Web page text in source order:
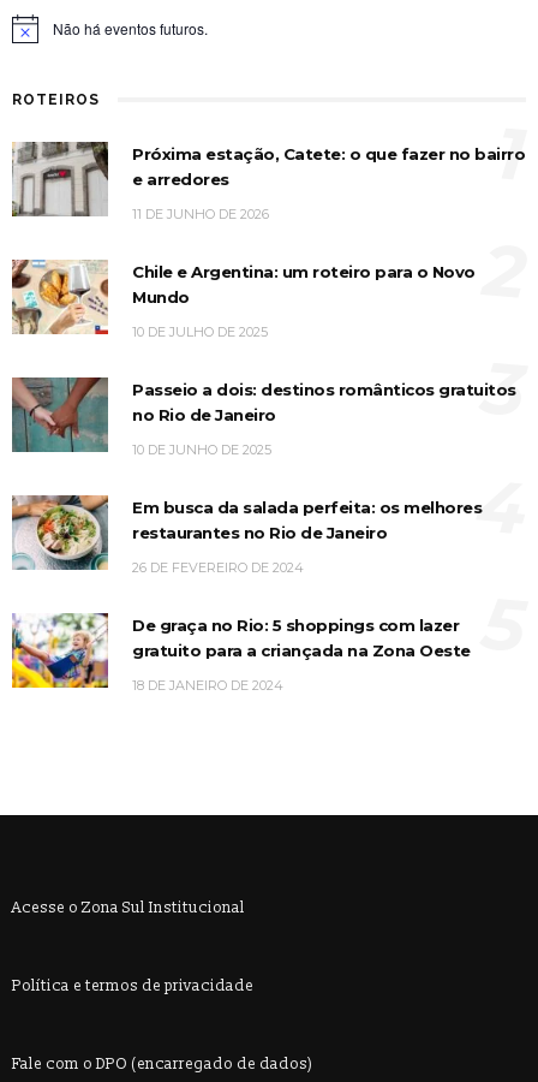
Notice Não há eventos futuros.
ROTEIROS
Próxima estação, Catete: o que fazer no bairro
e arredores
11 DE JUNHO DE 2026
1
Chile e Argentina: um roteiro para o Novo
Mundo
10 DE JULHO DE 2025
Passeio a dois: destinos românticos gratuitos
no Rio de Janeiro
10 DE JUNHO DE 2025
3
Em busca da salada perfeita: os melhores
restaurantes no Rio de Janeiro
26 DE FEVEREIRO DE 2024
4
De graça no Rio: 5 shoppings com lazer
gratuito para a criançada na Zona Oeste
18 DE JANEIRO DE 2024
Acesse o Zona Sul Institucional
Política e termos de privacidade
Fale com o DPO (encarregado de dados)